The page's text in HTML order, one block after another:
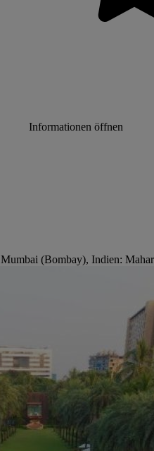
Informationen öffnen
Mumbai (Bombay), Indien: